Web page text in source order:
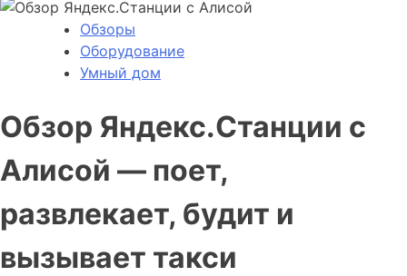
Обзоры
Оборудование
Умный дом
Обзор Яндекс.Станции с
Алисой — поет,
развлекает, будит и
вызывает такси